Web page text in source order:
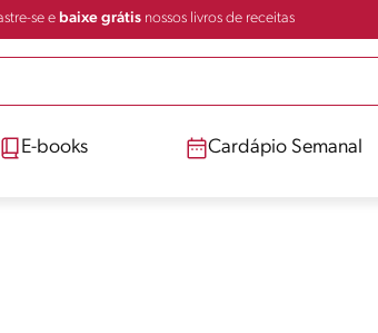
se ebaixe grátisnossos livros de receitas
E-books Cardápio Semanal